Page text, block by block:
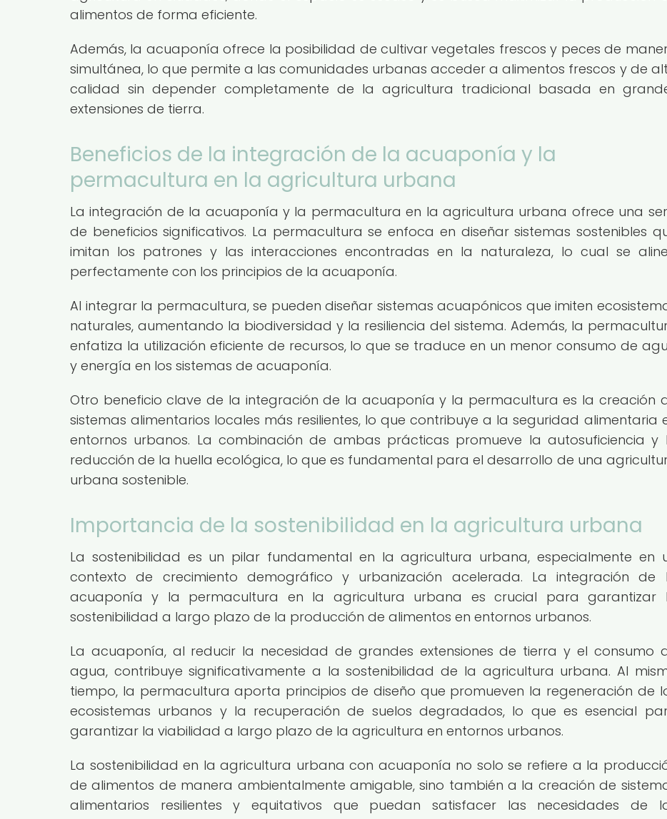
alimentos de forma eficiente.
Además, la acuaponía ofrece la posibilidad de cultivar vegetales frescos y peces de
simultánea, lo que permite a las comunidades urbanas acceder a alimentos frescos y de
calidad sin depender completamente de la agricultura tradicional basada en
extensiones de tierra.
Beneficios de la integración de la acuaponía y la
permacultura en la agricultura urbana
La integración de la acuaponía y la permacultura en la agricultura urbana ofrece una
de beneficios significativos. La permacultura se enfoca en diseñar sistemas sostenibles
imitan los patrones y las interacciones encontradas en la naturaleza, lo cual se
perfectamente con los principios de la acuaponía.
Al integrar la permacultura, se pueden diseñar sistemas acuapónicos que imiten
naturales, aumentando la biodiversidad y la resiliencia del sistema. Además, la
enfatiza la utilización eficiente de recursos, lo que se traduce en un menor consumo de
y energía en los sistemas de acuaponía.
Otro beneficio clave de la integración de la acuaponía y la permacultura es la creación
sistemas alimentarios locales más resilientes, lo que contribuye a la seguridad alimentaria
entornos urbanos. La combinación de ambas prácticas promueve la autosuficiencia y
reducción de la huella ecológica, lo que es fundamental para el desarrollo de una
urbana sostenible.
Importancia de la sostenibilidad en la agricultura urbana
La sostenibilidad es un pilar fundamental en la agricultura urbana, especialmente en
contexto de crecimiento demográfico y urbanización acelerada. La integración de
acuaponía y la permacultura en la agricultura urbana es crucial para garantizar
sostenibilidad a largo plazo de la producción de alimentos en entornos urbanos.
La acuaponía, al reducir la necesidad de grandes extensiones de tierra y el consumo
agua, contribuye significativamente a la sostenibilidad de la agricultura urbana. Al
tiempo, la permacultura aporta principios de diseño que promueven la regeneración de
ecosistemas urbanos y la recuperación de suelos degradados, lo que es esencial
garantizar la viabilidad a largo plazo de la agricultura en entornos urbanos.
La sostenibilidad en la agricultura urbana con acuaponía no solo se refiere a la
de alimentos de manera ambientalmente amigable, sino también a la creación de
alimentarios resilientes y equitativos que puedan satisfacer las necesidades de